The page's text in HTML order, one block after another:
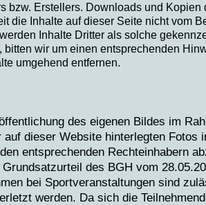
bzw. Erstellers. Downloads und Kopien
die Inhalte auf dieser Seite nicht vom
Inhalte Dritter als solche
wir um einen entsprechenden
umgehend entfernen.
des eigenen Bildes im
dieser Website hinterlegten Fotos
entsprechenden Rechteinhabern
des BGH vom
bei Sportveranstaltungen sind
werden. Da sich die